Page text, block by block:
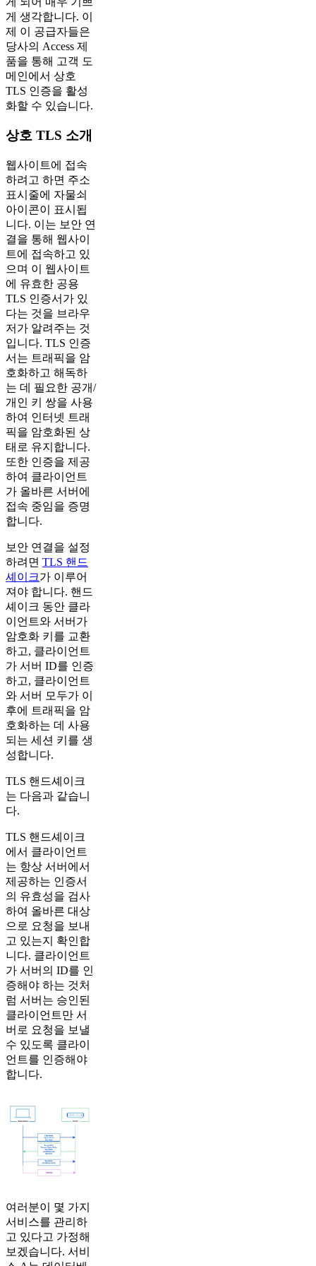
게 생각합니다. 이
제 이 공급자들은
당사의 Access 제
품을 통해 고객 도
메인에서 상호
TLS 인증을 활성
화할 수 있습니다.
상호 TLS 소개
웹사이트에 접속
하려고 하면 주소
표시줄에 자물쇠
아이콘이 표시됩
니다. 이는 보안 연
결을 통해 웹사이
트에 접속하고 있
으며 이 웹사이트
에 유효한 공용
TLS 인증서가 있
다는 것을 브라우
저가 알려주는 것
입니다. TLS 인증
서는 트래픽을 암
호화하고 해독하
는 데 필요한 공개/
개인 키 쌍을 사용
하여 인터넷 트래
픽을 암호화된 상
태로 유지합니다.
또한 인증을 제공
하여 클라이언트
가 올바른 서버에
접속 중임을 증명
합니다.
보안 연결을 설정
하려면 TLS 핸드
셰이크가 이루어
져야 합니다. 핸드
셰이크 동안 클라
이언트와 서버가
암호화 키를 교환
하고, 클라이언트
가 서버 ID를 인증
하고, 클라이언트
와 서버 모두가 이
후에 트래픽을 암
호화하는 데 사용
되는 세션 키를 생
성합니다.
TLS 핸드셰이크
는 다음과 같습니
다.
TLS 핸드셰이크
에서 클라이언트
는 항상 서버에서
제공하는 인증서
의 유효성을 검사
하여 올바른 대상
으로 요청을 보내
고 있는지 확인합
니다. 클라이언트
가 서버의 ID를 인
증해야 하는 것처
럼 서버는 승인된
클라이언트만 서
버로 요청을 보낼
수 있도록 클라이
언트를 인증해야
합니다.
여러분이 몇 가지
서비스를 관리하
고 있다고 가정해
보겠습니다. 서비